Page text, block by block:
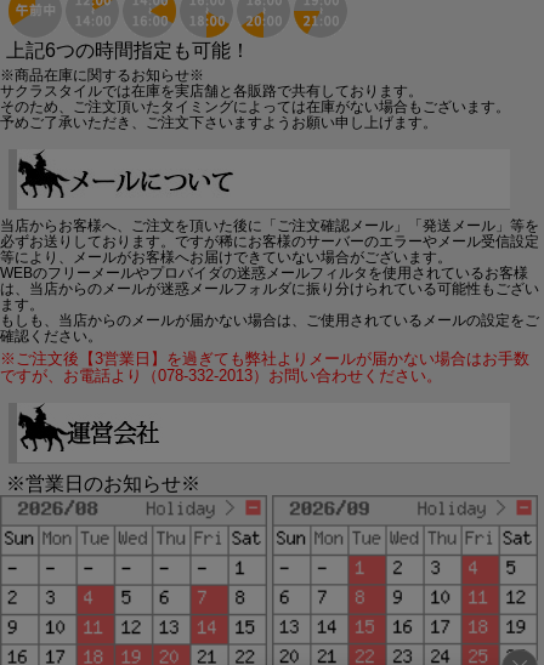
上記6つの時間指定も可能！
※商品在庫に関するお知らせ※
サクラスタイルでは在庫を実店舗と各販路で共有しております。
そのため、ご注文頂いたタイミングによっては在庫がない場合もございます。
予めご了承いただき、ご注文下さいますようお願い申し上げます。
当店からお客様へ、ご注文を頂いた後に「ご注文確認メール」「発送メール」等を
必ずお送りしております。ですが稀にお客様のサーバーのエラーやメール受信設定
等により、メールがお客様へお届けできていない場合がございます。
WEBのフリーメールやプロバイダの迷惑メールフィルタを使用されているお客様
は、当店からのメールが迷惑メールフォルダに振り分けられている可能性もござい
ます。
もしも、当店からのメールが届かない場合は、ご使用されているメールの設定をご
確認ください。
※ご注文後【3営業日】を過ぎても弊社よりメールが届かない場合はお手数
ですが、お電話より（078-332-2013）お問い合わせください。
※営業日のお知らせ※